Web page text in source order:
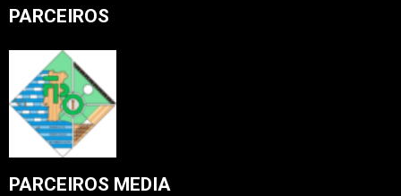
PARCEIROS
PARCEIROS MEDIA